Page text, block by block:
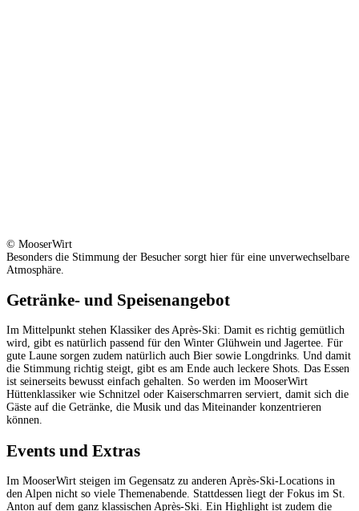
© MooserWirt
Besonders die Stimmung der Besucher sorgt hier für eine unverwechselbare
Atmosphäre.
Getränke- und Speisenangebot
Im Mittelpunkt stehen Klassiker des Après-Ski: Damit es richtig gemütlich
wird, gibt es natürlich passend für den Winter Glühwein und Jagertee. Für
gute Laune sorgen zudem natürlich auch Bier sowie Longdrinks. Und damit
die Stimmung richtig steigt, gibt es am Ende auch leckere Shots. Das Essen
ist seinerseits bewusst einfach gehalten. So werden im MooserWirt
Hüttenklassiker wie Schnitzel oder Kaiserschmarren serviert, damit sich die
Gäste auf die Getränke, die Musik und das Miteinander konzentrieren
können.
Events und Extras
Im MooserWirt steigen im Gegensatz zu anderen Après-Ski-Locations in
den Alpen nicht so viele Themenabende. Stattdessen liegt der Fokus im St.
Anton auf dem ganz klassischen Après-Ski. Ein Highlight ist zudem die